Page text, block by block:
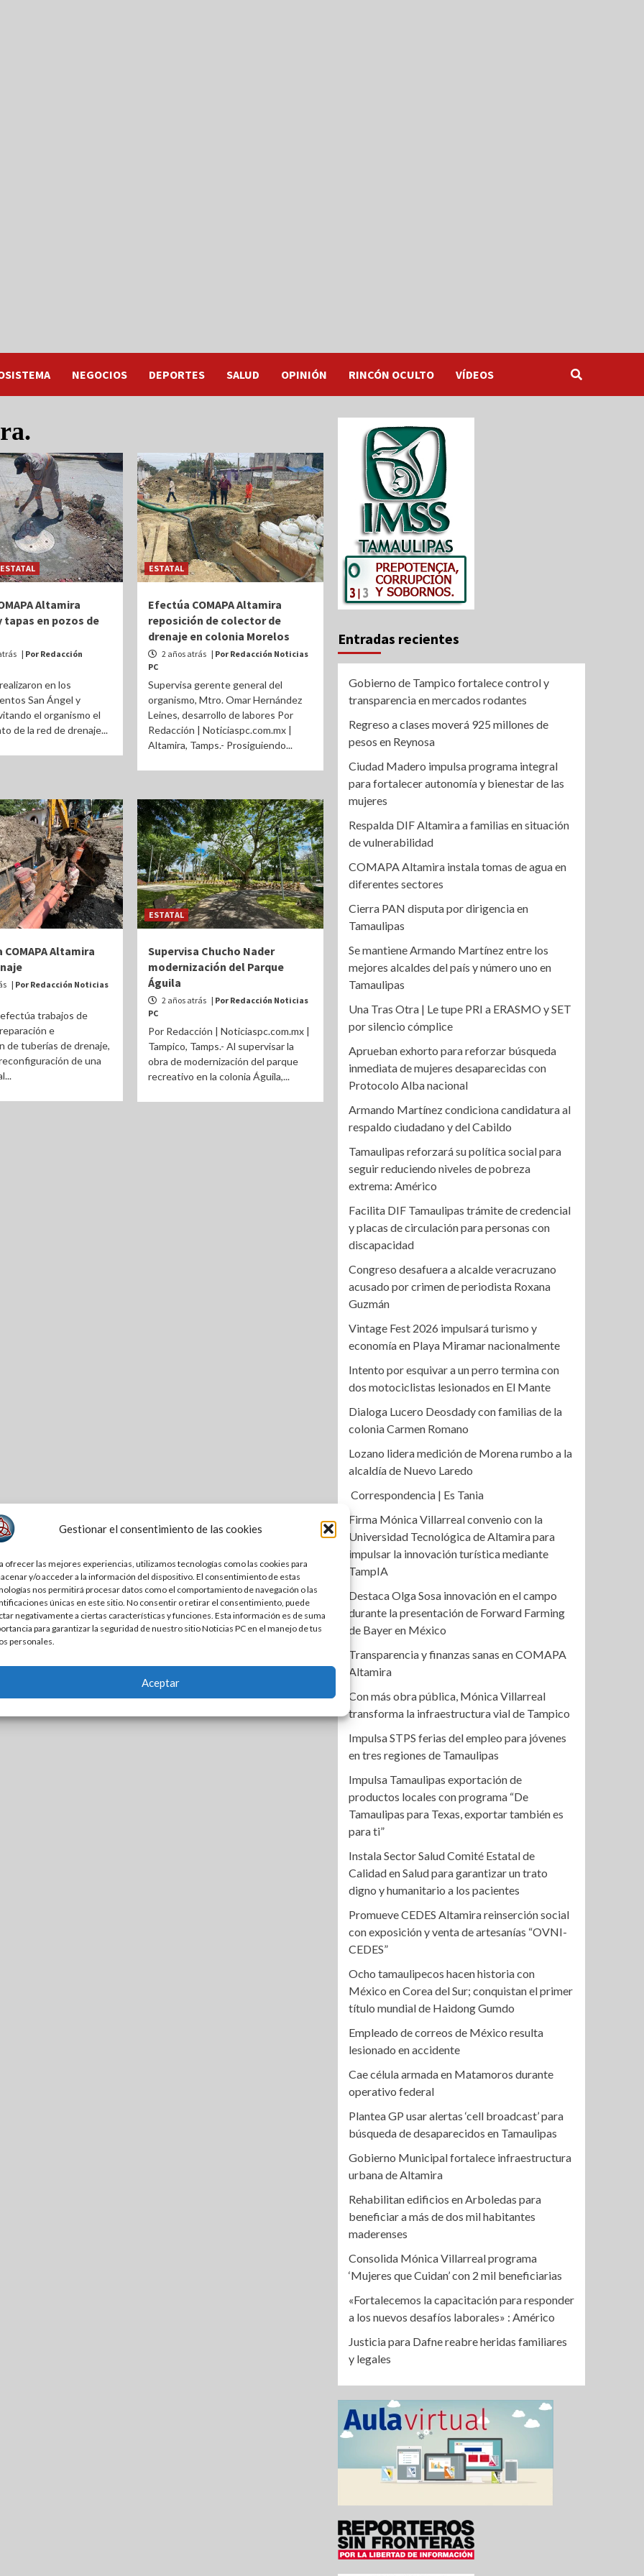
Gestionar el consentimiento de las cookies
ofrecer las mejores experiencias, utilizamos tecnologías como las cookies para
y/o acceder a la información del dispositivo. El consentimiento de estas
nos permitirá procesar datos como el comportamiento de navegación o las
únicas en este sitio. No consentir o retirar el consentimiento, puede
negativamente a ciertas características y funciones. Esta información es de suma
para garantizar la seguridad de nuestro sitio Noticias PC en el manejo de tus
personales.
Aceptar
NEGOCIOS DEPORTES SALUD OPINIÓN RINCÓN OCULTO VÍDEOS
ESTATAL
Altamira
tapas en pozos de
| Por Redacción
en los
San Ángel y
el organismo el
de la red de drenaje...
ESTATAL
Efectúa COMAPA Altamira
reposición de colector de
drenaje en colonia Morelos
2 años atrás | Por Redacción Noticias
PC
Supervisa gerente general del
organismo, Mtro. Omar Hernández
Leines, desarrollo de labores Por
Redacción | Noticiaspc.com.mx |
Altamira, Tamps.- Prosiguiendo...
Altamira
| Por Redacción Noticias
trabajos de
e
de tuberías de drenaje,
de una
ESTATAL
Supervisa Chucho Nader
modernización del Parque
Águila
2 años atrás | Por Redacción Noticias
PC
Por Redacción | Noticiaspc.com.mx |
Tampico, Tamps.- Al supervisar la
obra de modernización del parque
recreativo en la colonia Águila,...
Entradas recientes
Gobierno de Tampico fortalece control y
transparencia en mercados rodantes
Regreso a clases moverá 925 millones de
pesos en Reynosa
Ciudad Madero impulsa programa integral
para fortalecer autonomía y bienestar de las
mujeres
Respalda DIF Altamira a familias en situación
de vulnerabilidad
COMAPA Altamira instala tomas de agua en
diferentes sectores
Cierra PAN disputa por dirigencia en
Tamaulipas
Se mantiene Armando Martínez entre los
mejores alcaldes del país y número uno en
Tamaulipas
Una Tras Otra | Le tupe PRI a ERASMO y SET
por silencio cómplice
Aprueban exhorto para reforzar búsqueda
inmediata de mujeres desaparecidas con
Protocolo Alba nacional
Armando Martínez condiciona candidatura al
respaldo ciudadano y del Cabildo
Tamaulipas reforzará su política social para
seguir reduciendo niveles de pobreza
extrema: Américo
Facilita DIF Tamaulipas trámite de credencial
y placas de circulación para personas con
discapacidad
Congreso desafuera a alcalde veracruzano
acusado por crimen de periodista Roxana
Guzmán
Vintage Fest 2026 impulsará turismo y
economía en Playa Miramar nacionalmente
Intento por esquivar a un perro termina con
dos motociclistas lesionados en El Mante
Dialoga Lucero Deosdady con familias de la
colonia Carmen Romano
Lozano lidera medición de Morena rumbo a la
alcaldía de Nuevo Laredo
Correspondencia | Es Tania
Firma Mónica Villarreal convenio con la
Universidad Tecnológica de Altamira para
impulsar la innovación turística mediante
TampIA
Destaca Olga Sosa innovación en el campo
durante la presentación de Forward Farming
de Bayer en México
Transparencia y finanzas sanas en COMAPA
Altamira
Con más obra pública, Mónica Villarreal
transforma la infraestructura vial de Tampico
Impulsa STPS ferias del empleo para jóvenes
en tres regiones de Tamaulipas
Impulsa Tamaulipas exportación de
productos locales con programa “De
Tamaulipas para Texas, exportar también es
para ti”
Instala Sector Salud Comité Estatal de
Calidad en Salud para garantizar un trato
digno y humanitario a los pacientes
Promueve CEDES Altamira reinserción social
con exposición y venta de artesanías “OVNI-
CEDES”
Ocho tamaulipecos hacen historia con
México en Corea del Sur; conquistan el primer
título mundial de Haidong Gumdo
Empleado de correos de México resulta
lesionado en accidente
Cae célula armada en Matamoros durante
operativo federal
Plantea GP usar alertas ‘cell broadcast’ para
búsqueda de desaparecidos en Tamaulipas
Gobierno Municipal fortalece infraestructura
urbana de Altamira
Rehabilitan edificios en Arboledas para
beneficiar a más de dos mil habitantes
maderenses
Consolida Mónica Villarreal programa
‘Mujeres que Cuidan’ con 2 mil beneficiarias
«Fortalecemos la capacitación para responder
a los nuevos desafíos laborales» : Américo
Justicia para Dafne reabre heridas familiares
y legales